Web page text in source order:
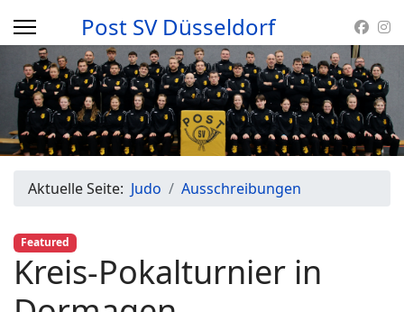
Post SV Düsseldorf
Aktuelle Seite: Judo Ausschreibungen
Featured
Kreis-Pokalturnier in